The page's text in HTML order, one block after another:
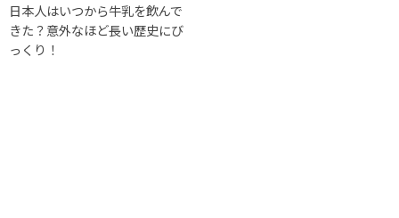
日本人はいつから牛乳を飲んで
きた？意外なほど長い歴史にび
っくり！